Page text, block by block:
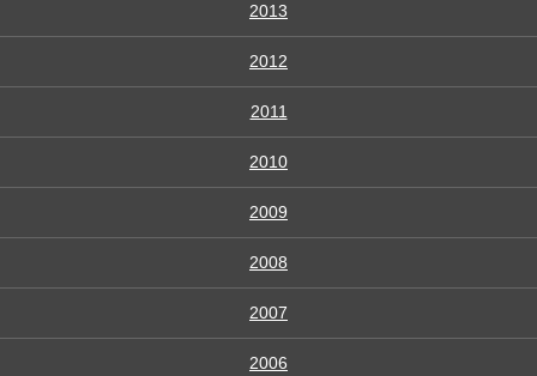
2013
2012
2011
2010
2009
2008
2007
2006